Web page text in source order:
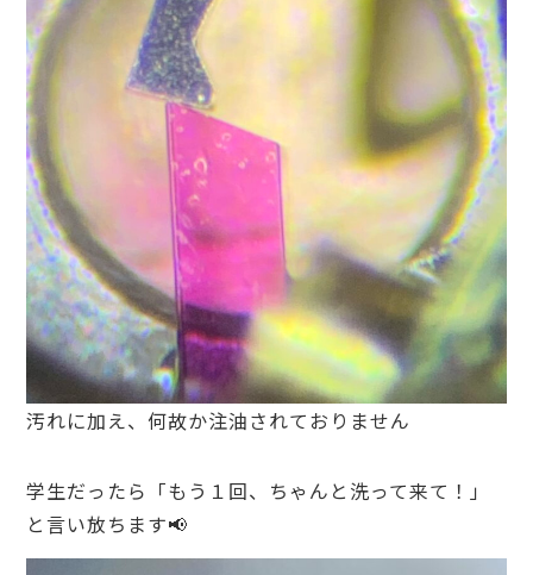
汚れに加え、何故か注油されておりません
学生だったら「もう１回、ちゃんと洗って来て！」
と言い放ちます📢